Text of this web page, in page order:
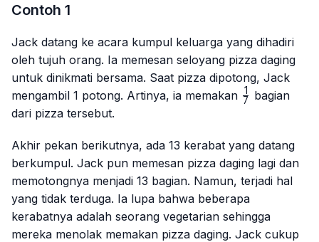
Contoh 1
Jack datang ke acara kumpul keluarga yang dihadiri
oleh tujuh orang. Ia memesan seloyang pizza daging
untuk dinikmati bersama. Saat pizza dipotong, Jack
mengambil 1 potong. Artinya, ia memakan \frac{1}
7
1
bagian
dari pizza tersebut.
Akhir pekan berikutnya, ada 13 kerabat yang datang
berkumpul. Jack pun memesan pizza daging lagi dan
memotongnya menjadi 13 bagian. Namun, terjadi hal
yang tidak terduga. Ia lupa bahwa beberapa
kerabatnya adalah seorang vegetarian sehingga
mereka menolak memakan pizza daging. Jack cukup